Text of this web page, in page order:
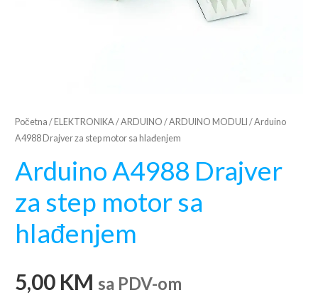
Početna /ELEKTRONIKA /ARDUINO /ARDUINO MODULI / Arduino
A4988 Drajver za step motor sa hlađenjem
Arduino A4988 Drajver
za step motor sa
hlađenjem
5,00 KM sa PDV-om